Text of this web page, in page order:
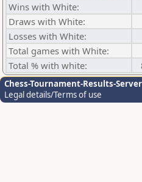
Wins with White:
Draws with White:
Losses with White:
Total games with White:
Total % with white:
Chess-Tournament-Results-Server
Legal details/Terms of use